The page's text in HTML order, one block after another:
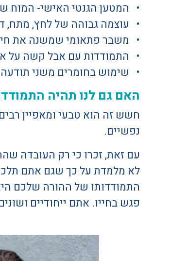
המטען הגנטי האישי- המוח
עוצמה גבוהה של לחץ, מתח,
משבר פתאומי שמשנה את
התמודדות עם אבל קשה על
שימוש בחומרים משני
האם גם לנו תהיה
חשש זה הוא טבעי ומאפיין
נפשיים.
עם זאת, זכרו כי רק העובדה
לא מלמדת על כך שגם אתם
התמודדותו של ההורה שלכם
פגש בחייו. אתם ייחודיים